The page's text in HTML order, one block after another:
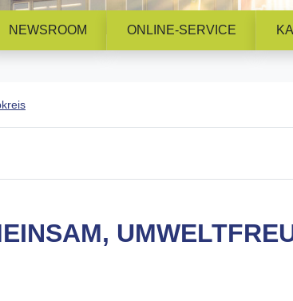
NEWSROOM ONLINE-SERVICE